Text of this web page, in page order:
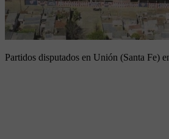
Partidos disputados en Unión (Santa Fe)